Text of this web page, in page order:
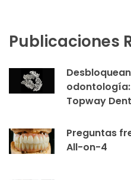
Publicaciones
odontología:
Topway
Preguntas
All-on-4